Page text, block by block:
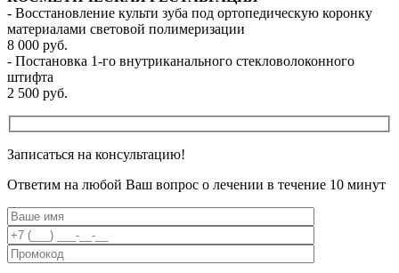
- Восстановление культи зуба под ортопедическую коронку
материалами световой полимеризации
8 000 руб.
- Постановка 1-го внутриканального стекловолоконного
штифта
2 500 руб.
Записаться на консультацию!
Ответим на любой Ваш вопрос о лечении в течение 10 минут